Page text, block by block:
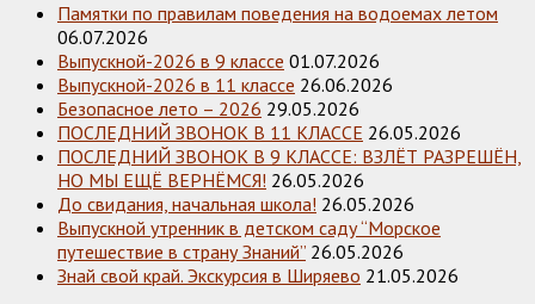
Памятки по правилам поведения на водоемах летом
06.07.2026
Выпускной-2026 в 9 классе 01.07.2026
Выпускной-2026 в 11 классе 26.06.2026
Безопасное лето – 2026 29.05.2026
ПОСЛЕДНИЙ ЗВОНОК В 11 КЛАССЕ 26.05.2026
ПОСЛЕДНИЙ ЗВОНОК В 9 КЛАССЕ: ВЗЛЁТ РАЗРЕШЁН,
НО МЫ ЕЩЁ ВЕРНЁМСЯ! 26.05.2026
До свидания, начальная школа! 26.05.2026
Выпускной утренник в детском саду “Морское
путешествие в страну Знаний” 26.05.2026
Знай свой край. Экскурсия в Ширяево 21.05.2026